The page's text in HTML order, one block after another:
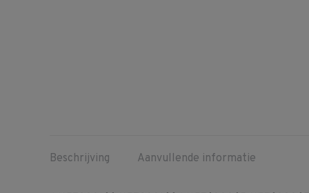
Beschrijving
Aanvullende informatie